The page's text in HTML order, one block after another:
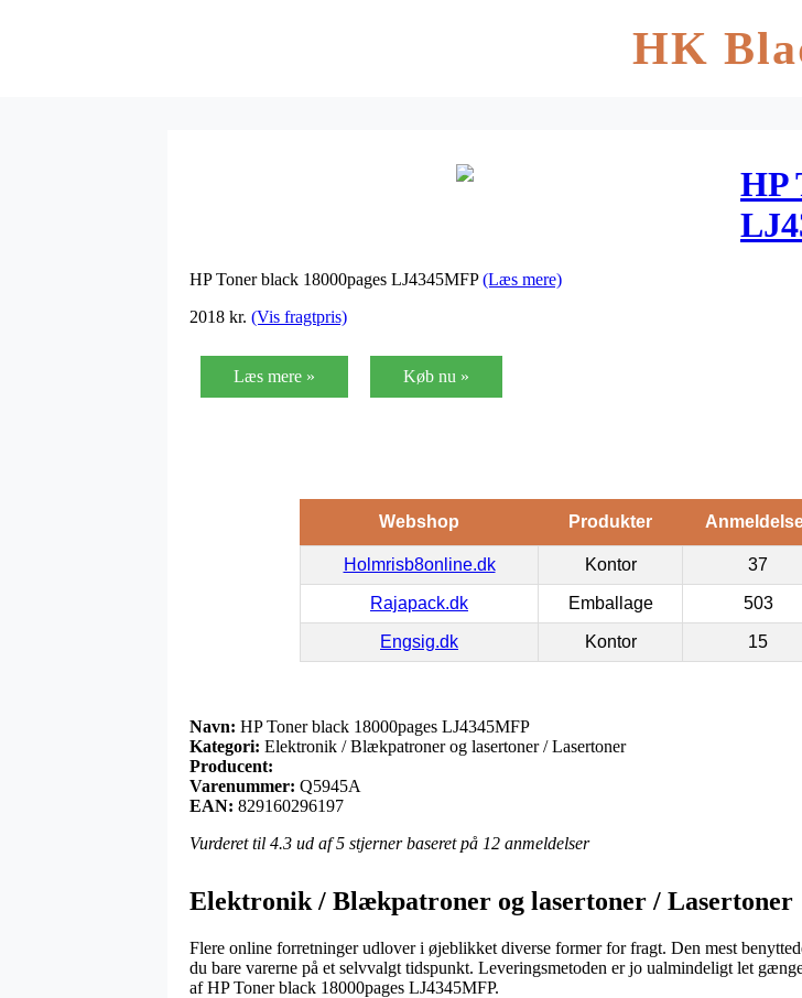
HK
HP
HP Toner black 18000pages LJ4345MFP(Læs mere)
2018 kr. (Vis fragtpris)
Læs mere » Køb nu »
Webshop Produkter
Holmrisb8online.dk Kontor 37
Rajapack.dk Emballage 503
Engsig.dk Kontor 15
Navn: HP Toner black 18000pages LJ4345MFP
Kategori: Elektronik / Blækpatroner og lasertoner / Lasertoner
Producent:
Varenummer: Q5945A
EAN: 829160296197
Vurderet til 4.3 ud af 5 stjerner baseret på 12 anmeldelser
Elektronik / Blækpatroner og lasertoner / Lasertoner
Flere online forretninger udlover i øjeblikket diverse former for fragt. Den mest
du bare varerne på et selvvalgt tidspunkt. Leveringsmetoden er jo ualmindeligt let
af HP Toner black 18000pages LJ4345MFP.